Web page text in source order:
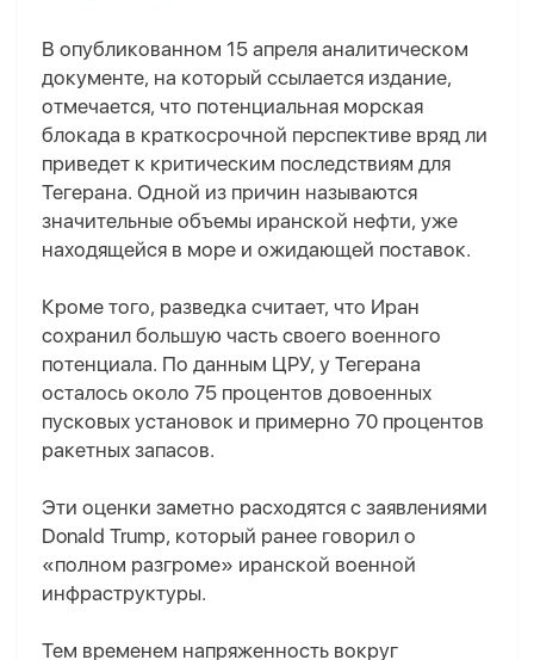
В опубликованном 15 апреля аналитическом
документе, на который ссылается издание,
отмечается, что потенциальная морская
блокада в краткосрочной перспективе вряд ли
приведет к критическим последствиям для
Тегерана. Одной из причин называются
значительные объемы иранской нефти, уже
находящейся в море и ожидающей поставок.
Кроме того, разведка считает, что Иран
сохранил большую часть своего военного
потенциала. По данным ЦРУ, у Тегерана
осталось около 75 процентов довоенных
пусковых установок и примерно 70 процентов
ракетных запасов.
Эти оценки заметно расходятся с заявлениями
Donald Trump, который ранее говорил о
«полном разгроме» иранской военной
инфраструктуры.
Тем временем напряженность вокруг